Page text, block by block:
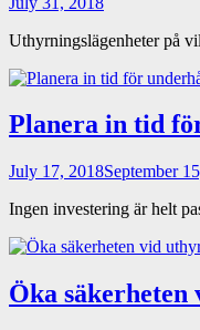
Uthyrningslägenheter på
Planera in tid
July 17, 2018September
Ingen investering är helt
Öka